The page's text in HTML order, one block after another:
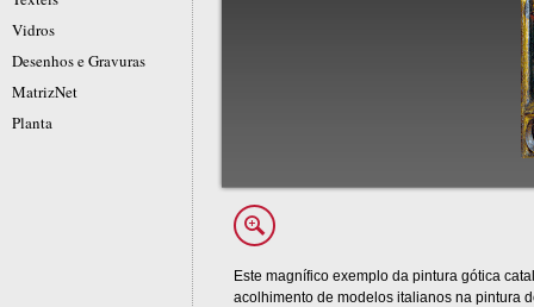
Este magnífico exemplo da pintura gótica
acolhimento de modelos italianos na pintura
Vidros
Desenhos e Gravuras
MatrizNet
Planta